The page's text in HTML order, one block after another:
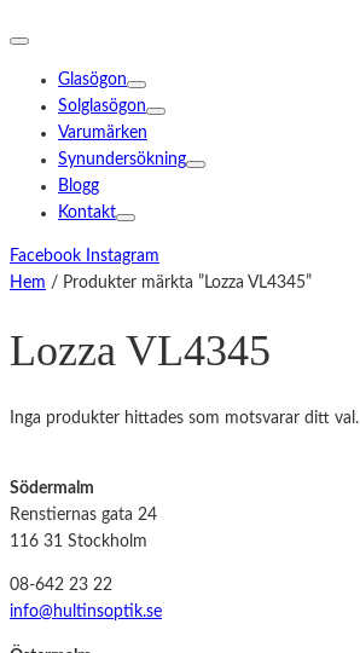
Glasögon
Solglasögon
Varumärken
Synundersökning
Blogg
Kontakt
Facebook
Instagram
Hem / Produkter märkta ”Lozza VL4345”
Lozza VL4345
Inga produkter hittades som motsvarar ditt val.
Södermalm
Renstiernas gata 24
116 31 Stockholm
08-642 23 22
info@hultinsoptik.se